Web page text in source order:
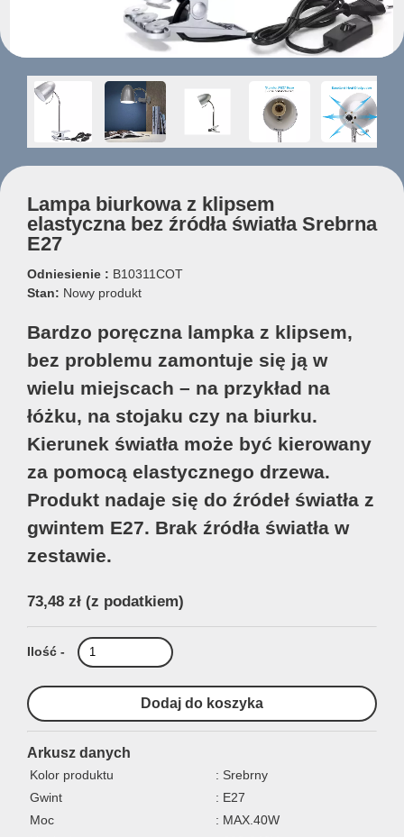
Lampa biurkowa z klipsem
elastyczna bez źródła światła Srebrna
E27
Odniesienie : B10311COT
Stan: Nowy produkt
Bardzo poręczna lampka z klipsem,
bez problemu zamontuje się ją w
wielu miejscach – na przykład na
łóżku, na stojaku czy na biurku.
Kierunek światła może być kierowany
za pomocą elastycznego drzewa.
Produkt nadaje się do źródeł światła z
gwintem E27. Brak źródła światła w
zestawie.
73,48 zł (z podatkiem)
Ilość -
Arkusz danych
Kolor produktu
: Srebrny
Gwint
: E27
Moc
: MAX.40W